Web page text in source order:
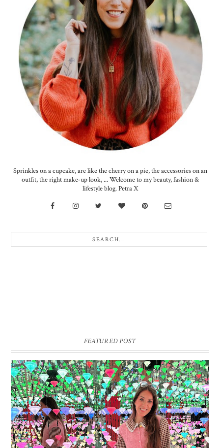
Sprinkles on a cupcake, are like the cherry on a pie, the accessories on an
outfit, the right make-up look, ... Welcome to my beauty, fashion &
lifestyle blog. Petra X
FEATURED POST